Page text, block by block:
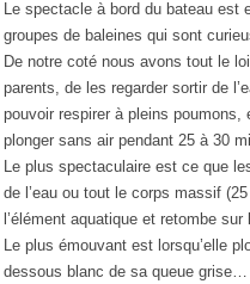
Le spectacle à bord du bateau est
groupes de baleines qui sont
De notre coté nous avons tout le
parents, de les regarder sortir de
pouvoir respirer à pleins poumons,
plonger sans air pendant 25 à 30
Le plus spectaculaire est ce que
de l’eau ou tout le corps massif
l’élément aquatique et retombe
Le plus émouvant est lorsqu’elle
dessous blanc de sa queue grise…